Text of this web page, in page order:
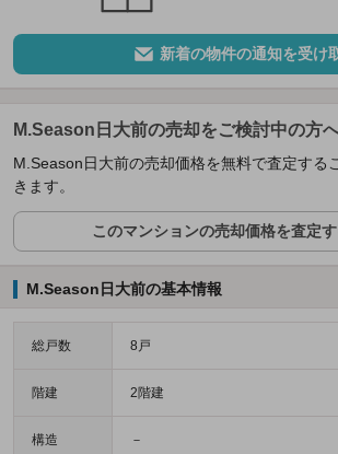
新着の物件の通知を受け
M.Season日大前の売却をご検討中の方
M.Season日大前の売却価格を無料で査定する
きます。
このマンションの売却価格を査定す
M.Season日大前の基本情報
総戸数 8戸
階建 2階建
構造 －